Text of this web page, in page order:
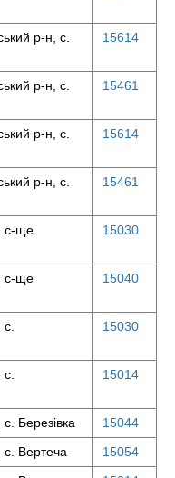
р-н, с.
15614
р-н, с.
15461
р-н, с.
15614
р-н, с.
15461
с-ще
15030
с-ще
15040
15030
15014
с. Березівка
15044
с. Вертеча
15054